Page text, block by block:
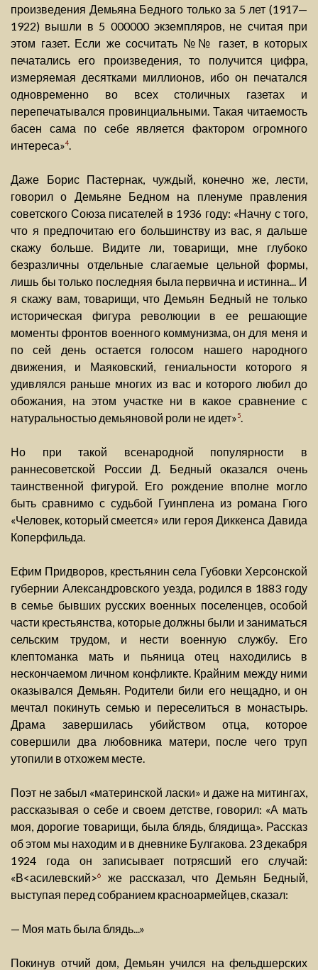
произведения Демьяна Бедного только за 5 лет (1917—
1922) вышли в 5 000000 экземпляров, не считая при
этом газет. Если же сосчитать №№ газет, в которых
печатались его произведения, то получится цифра,
измеряемая десятками миллионов, ибо он печатался
одновременно во всех столичных газетах и
перепечатывался провинциальными. Такая читаемость
басен сама по себе является фактором огромного
интереса»4.
Даже Борис Пастернак, чуждый, конечно же, лести,
говорил о Демьяне Бедном на пленуме правления
советского Союза писателей в 1936 году: «Начну с того,
что я предпочитаю его большинству из вас, я дальше
скажу больше. Видите ли, товарищи, мне глубоко
безразличны отдельные слагаемые цельной формы,
лишь бы только последняя была первична и истинна... И
я скажу вам, товарищи, что Демьян Бедный не только
историческая фигура революции в ее решающие
моменты фронтов военного коммунизма, он для меня и
по сей день остается голосом нашего народного
движения, и Маяковский, гениальности которого я
удивлялся раньше многих из вас и которого любил до
обожания, на этом участке ни в какое сравнение с
натуральностью демьяновой роли не идет»5.
Но при такой всенародной популярности в
раннесоветской России Д. Бедный оказался очень
таинственной фигурой. Его рождение вполне могло
быть сравнимо с судьбой Гуинплена из романа Гюго
«Человек, который смеется» или героя Диккенса Давида
Коперфильда.
Ефим Придворов, крестьянин села Губовки Херсонской
губернии Александровского уезда, родился в 1883 году
в семье бывших русских военных поселенцев, особой
части крестьянства, которые должны были и заниматься
сельским трудом, и нести военную службу. Его
клептоманка мать и пьяница отец находились в
нескончаемом личном конфликте. Крайним между ними
оказывался Демьян. Родители били его нещадно, и он
мечтал покинуть семью и переселиться в монастырь.
Драма завершилась убийством отца, которое
совершили два любовника матери, после чего труп
утопили в отхожем месте.
Поэт не забыл «материнской ласки» и даже на митингах,
рассказывая о себе и своем детстве, говорил: «А мать
моя, дорогие товарищи, была блядь, блядища». Рассказ
об этом мы находим и в дневнике Булгакова. 23 декабря
1924 года он записывает потрясший его случай:
«В<асилевский>6
же рассказал, что Демьян Бедный,
выступая перед собранием красноармейцев, сказал:
— Моя мать была блядь...»
Покинув отчий дом, Демьян учился на фельдшерских